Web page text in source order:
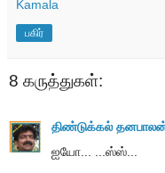
Kamala
பகிர்
8 கருத்துகள்:
திண்டுக்கல்
ஐயோ... ...ஸ்ஸ்...